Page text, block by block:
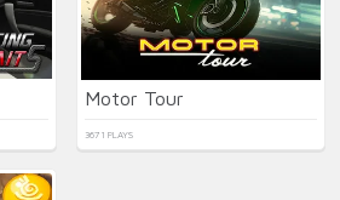
Motor Tour
3671 PLAYS